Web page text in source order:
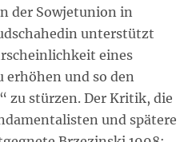
der Sowjetunion in
unterstützt
eines
erhöhen und so den
zu stürzen. Der Kritik, die
und spätere